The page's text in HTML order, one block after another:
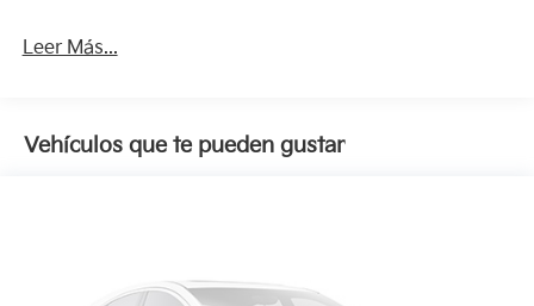
Leer Más...
Vehículos que te pueden gustar